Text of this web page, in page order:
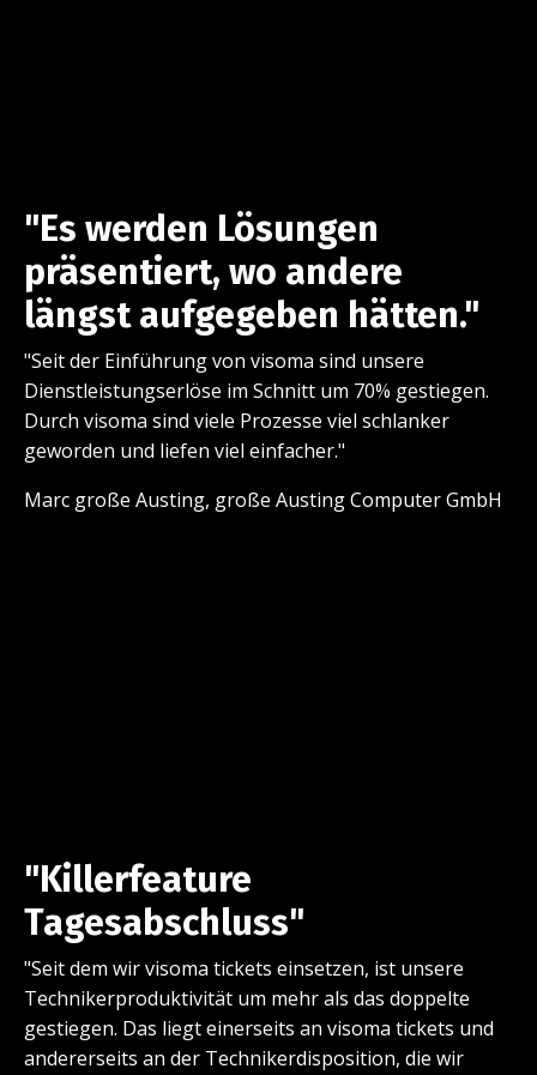
"Es werden Lösungen
präsentiert, wo andere
längst aufgegeben hätten."
"Seit der Einführung von visoma sind unsere
Dienstleistungserlöse im Schnitt um 70% gestiegen.
Durch visoma sind viele Prozesse viel schlanker
geworden und liefen viel einfacher."
Marc große Austing, große Austing Computer GmbH
"Killerfeature
Tagesabschluss"
"Seit dem wir visoma tickets einsetzen, ist unsere
Technikerproduktivität um mehr als das doppelte
gestiegen. Das liegt einerseits an visoma tickets und
andererseits an der Technikerdisposition, die wir